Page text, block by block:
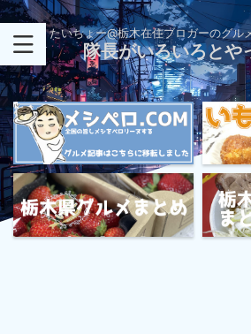
たいちょー@栃木在住ブロガーのグル
隊長がいろいろとや